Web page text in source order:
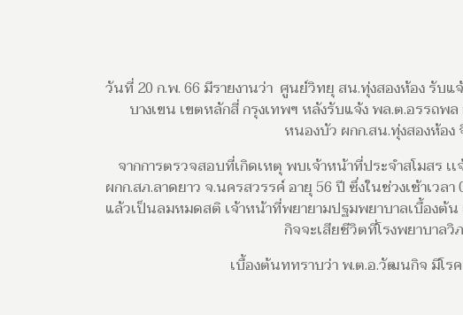
วันที่ 20 ก.พ. 66 มีรายงานว่า ศูนย์วิทยุ สน.ทุ่งสองห้อง รับ
บางเขน เขตหลักสี่ กรุงเทพฯ หลังรับแจ้ง พล.ต.อรรถ
หนองบัว ผกก.สน.ทุ่งสองห้อง
จากการตรวจสอบที่เกิดเหตุ พบเจ้าหน้าที่ประจำสโมสร
ผกก.สภ.ลาดยาว ​จ.นครสวรรค์ อายุ 56 ปี ซึ่งในช่วงเช้าเว
แล้วเป็นลมหมดสติ เจ้าหน้าที่พยายามปฐมพยาบาลเบื้องต้
กิจจะเสียชีวิตที่โรงพยาบาลวิ
เบื้องต้นททราบว่า พ.ต.อ.วัฒนกิจ มีโร